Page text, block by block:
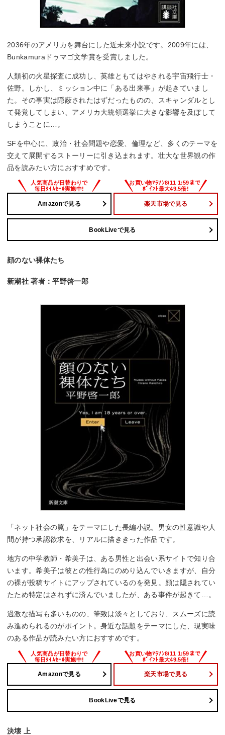
2036年のアメリカを舞台にした近未来小説です。2009年には、
Bunkamuraドゥマゴ文学賞を受賞しました。
人類初の火星探査に成功し、英雄ともてはやされる宇宙飛行士・
佐野。しかし、ミッション中に「ある出来事」が起きていまし
た。その事実は隠蔽されたはずだったものの、スキャンダルとし
て発覚してしまい、アメリカ大統領選挙に大きな影響を及ぼして
しまうことに…。
SFを中心に、政治・社会問題や恋愛、倫理など、多くのテーマを
交えて展開するストーリーに引き込まれます。壮大な世界観の作
品を読みたい方におすすめです。
Amazonで見る 楽天市場で見る
BookLiveで見る
顔のない裸体たち
新潮社 著者：平野啓一郎
「ネット社会の罠」をテーマにした長編小説。男女の性意識や人
間が持つ承認欲求を、リアルに描ききった作品です。
地方の中学教師・希美子は、ある男性と出会い系サイトで知り合
います。希美子は彼との性行為にのめり込んでいきますが、自分
の裸が投稿サイトにアップされているのを発見。顔は隠されてい
たため特定はされずに済んでいましたが、ある事件が起きて…。
過激な描写も多いものの、筆致は淡々としており、スムーズに読
み進められるのがポイント。身近な話題をテーマにした、現実味
のある作品が読みたい方におすすめです。
Amazonで見る 楽天市場で見る
BookLiveで見る
決壊 上